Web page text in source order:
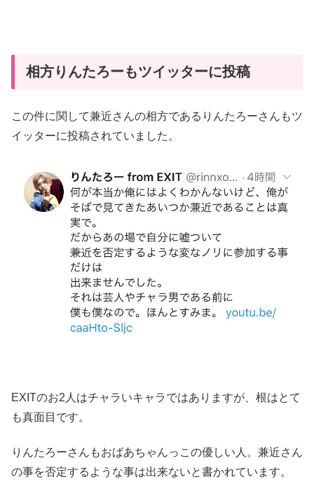
相方りんたろーもツイッターに投稿
この件に関して兼近さんの相方であるりんたろーさんもツ
イッターに投稿されていました。
EXITのお2人はチャラいキャラではありますが、根はとて
も真面目です。
りんたろーさんもおばあちゃんっこの優しい人。兼近さん
の事を否定するような事は出来ないと書かれています。